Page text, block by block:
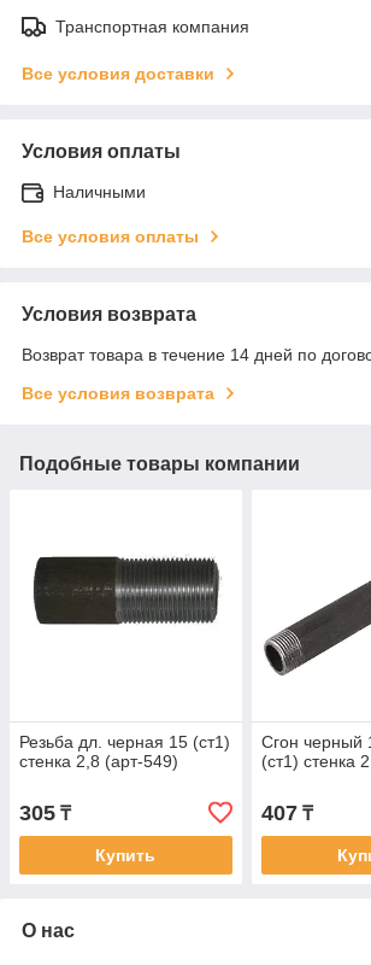
Транспортная компания
Все условия доставки
Условия оплаты
Наличными
Все условия оплаты
Условия возврата
Возврат товара в течение 14 дней по
Все условия возврата
Подобные товары компании
Резьба дл. черная 15 (ст1)
стенка 2,8 (арт-549)
305 ₸
Купить
Сгон черный
(ст1) стенка
407₸
О нас